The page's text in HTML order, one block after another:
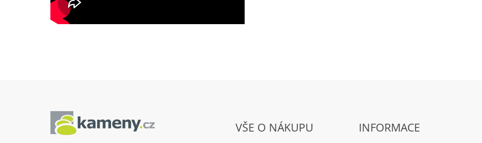
VŠE O NÁKUPU INFORMACE